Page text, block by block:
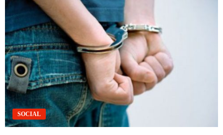
SOCIAL